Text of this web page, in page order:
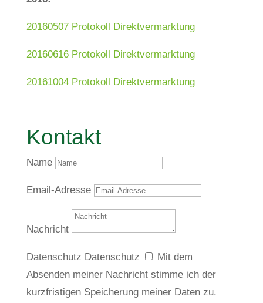
20160507 Protokoll Direktvermarktung
20160616 Protokoll Direktvermarktung
20161004 Protokoll Direktvermarktung
Kontakt
Name
Email-Adresse
Nachricht
Datenschutz Datenschutz
Mit dem
Absenden meiner Nachricht stimme ich der
kurzfristigen Speicherung meiner Daten zu.